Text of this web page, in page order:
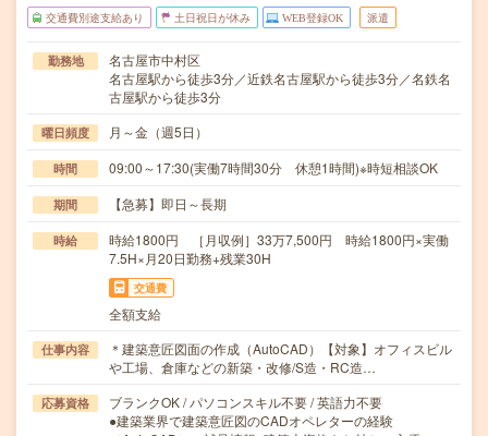
交通費別途支給あり 土日祝日が休み WEB登録OK 派遣
勤務地
名古屋市中村区
名古屋駅から徒歩3分／近鉄名古屋駅から徒歩3分／名鉄名
古屋駅から徒歩3分
曜日頻度 月～金（週5日）
時間 09:00～17:30(実働7時間30分 休憩1時間)※時短相談OK
期間 【急募】即日～長期
時給
時給1800円 ［月収例］33万7,500円 時給1800円×実働
7.5H×月20日勤務+残業30H
交通費
全額支給
仕事内容
＊建築意匠図面の作成（AutoCAD）【対象】オフィスビル
や工場、倉庫などの新築・改修/S造・RC造…
応募資格
ブランクOK / パソコンスキル不要 / 英語力不要
●建築業界で建築意匠図のCADオペレターの経験